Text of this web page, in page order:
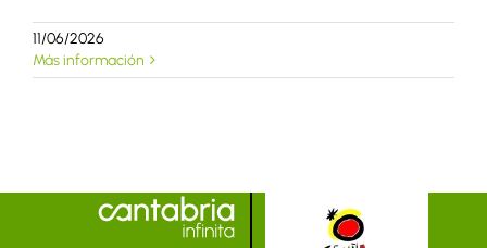
11/06/2026
Más información